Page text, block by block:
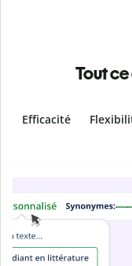
Tout
Efficacité